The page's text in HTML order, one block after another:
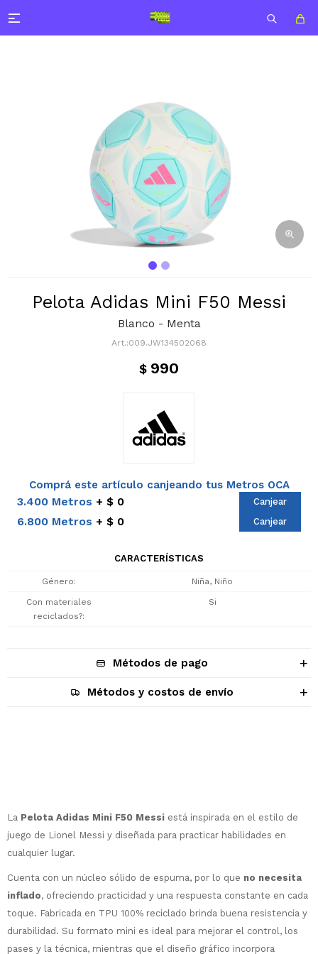

Pelota Adidas Mini F50 Messi
Blanco - Menta
009.JW134502068
$ 990
Comprá este artículo canjeando tus Metros OCA
3.400 Metros $ 0 Canjear
6.800 Metros $ 0 Canjear
CARACTERÍSTICAS
Género Niña, Niño
Con materiales
reciclados?
Si
Métodos de pago
Métodos y costos de envío
La Pelota Adidas Mini F50 Messi está inspirada en el estilo de
juego de Lionel Messi y diseñada para practicar habilidades en
cualquier lugar.
Cuenta con un núcleo sólido de espuma, por lo que no necesita
inflado, ofreciendo practicidad y una respuesta constante en cada
toque. Fabricada en TPU 100% reciclado brinda buena resistencia y
durabilidad. Su formato mini es ideal para mejorar el control, los
pases y la técnica, mientras que el diseño gráfico incorpora
¡Sumate a la forma más ágil de
comprar!
Comprá en 3 cuotas sin recargo o hasta
en 12 cuotas * ¡Solo con tu cédula!